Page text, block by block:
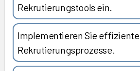
Rekrutierungstools ein.
Implementieren Sie effiziente
Rekrutierungsprozesse.